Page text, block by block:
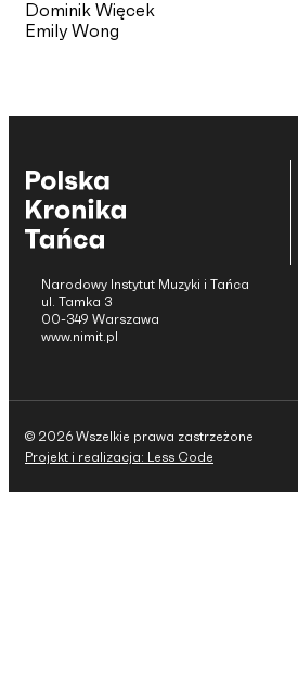
Dominik Więcek
Emily Wong
Narodowy Instytut Muzyki i Tańca
ul. Tamka 3
00-349 Warszawa
www.nimit.pl
© 2026 Wszelkie prawa zastrzeżone
Projekt i realizacja: Less Code